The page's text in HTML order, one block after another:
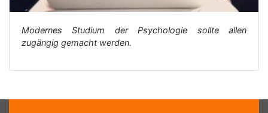
Modernes Studium der Psychologie sollte allen
zugängig gemacht werden.